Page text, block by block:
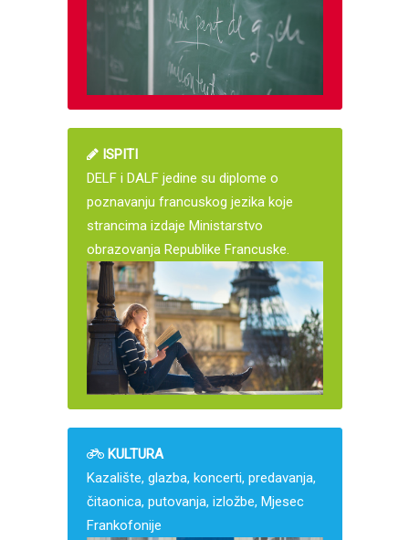
ISPITI
DELF i DALF jedine su diplome o
poznavanju francuskog jezika koje
strancima izdaje Ministarstvo
obrazovanja Republike Francuske.
KULTURA
Kazalište, glazba, koncerti, predavanja,
čitaonica, putovanja, izložbe, Mjesec
Frankofonije